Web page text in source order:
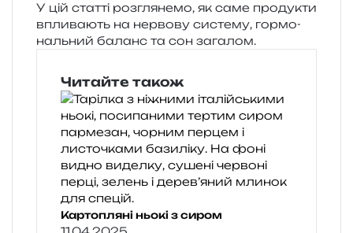
У цій стат­ті роз­гля­не­мо, як саме про­ду­кти
впли­ва­ють на нер­во­ву систе­му, гор­мо­
наль­ний баланс та сон загалом.
Читайте також
Картопляні ньокі з сиром